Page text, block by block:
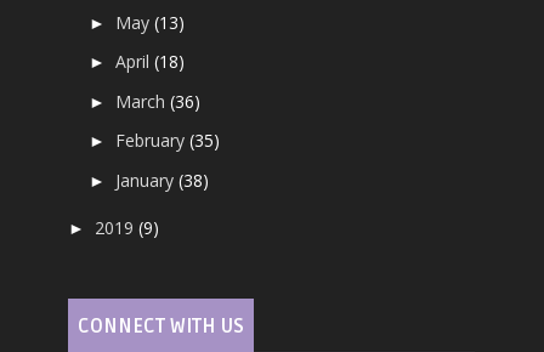
► May(13)
►April(18)
► March(36)
► February(35)
► January(38)
► 2019(9)
CONNECT WITH US